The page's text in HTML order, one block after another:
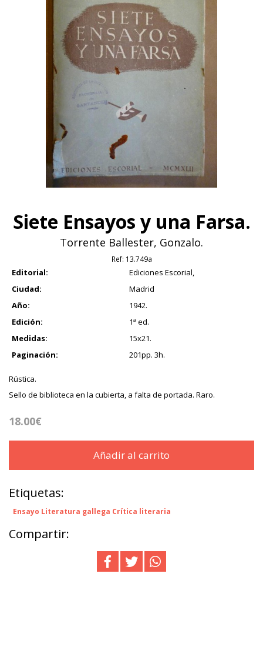
Siete Ensayos y una Farsa.
Torrente Ballester, Gonzalo.
Ref: 13.749a
Editorial:
Ediciones Escorial,
Ciudad:
Madrid
Año:
1942.
Edición:
1ª ed.
Medidas:
15x21.
Paginación:
201pp. 3h.
Rústica.
Sello de biblioteca en la cubierta, a falta de portada. Raro.
18.00€
Añadir al carrito
Etiquetas:
Ensayo Literatura gallega Crítica literaria
Compartir: